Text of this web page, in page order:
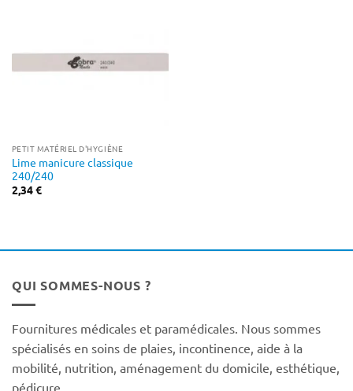
PETIT MATÉRIEL D'HYGIÈNE
Lime manicure classique
240/240
2,34€
QUI SOMMES-NOUS ?
Fournitures médicales et paramédicales. Nous sommes
spécialisés en soins de plaies, incontinence, aide à la
mobilité, nutrition, aménagement du domicile, esthétique,
pédicure...